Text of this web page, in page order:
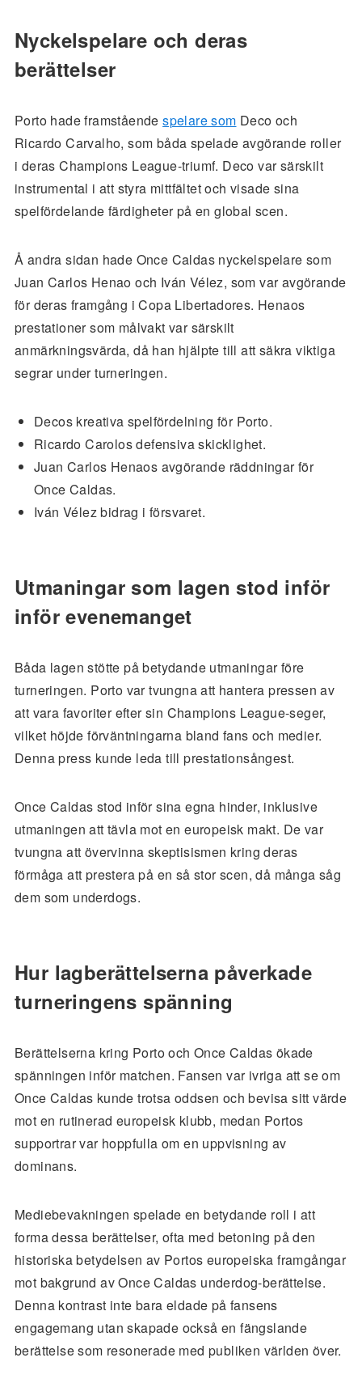
Nyckelspelare och deras
berättelser
Porto hade framståendespelare som Deco och
Ricardo Carvalho, som båda spelade avgörande roller
i deras Champions League-triumf. Deco var särskilt
instrumental i att styra mittfältet och visade sina
spelfördelande färdigheter på en global scen.
Å andra sidan hade Once Caldas nyckelspelare som
Juan Carlos Henao och Iván Vélez, som var avgörande
för deras framgång i Copa Libertadores. Henaos
prestationer som målvakt var särskilt
anmärkningsvärda, då han hjälpte till att säkra viktiga
segrar under turneringen.
Decos kreativa spelfördelning för Porto.
Ricardo Carolos defensiva skicklighet.
Juan Carlos Henaos avgörande räddningar för
Once Caldas.
Iván Vélez bidrag i försvaret.
Utmaningar som lagen stod inför
inför evenemanget
Båda lagen stötte på betydande utmaningar före
turneringen. Porto var tvungna att hantera pressen av
att vara favoriter efter sin Champions League-seger,
vilket höjde förväntningarna bland fans och medier.
Denna press kunde leda till prestationsångest.
Once Caldas stod inför sina egna hinder, inklusive
utmaningen att tävla mot en europeisk makt. De var
tvungna att övervinna skeptisismen kring deras
förmåga att prestera på en så stor scen, då många såg
dem som underdogs.
Hur lagberättelserna påverkade
turneringens spänning
Berättelserna kring Porto och Once Caldas ökade
spänningen inför matchen. Fansen var ivriga att se om
Once Caldas kunde trotsa oddsen och bevisa sitt värde
mot en rutinerad europeisk klubb, medan Portos
supportrar var hoppfulla om en uppvisning av
dominans.
Mediebevakningen spelade en betydande roll i att
forma dessa berättelser, ofta med betoning på den
historiska betydelsen av Portos europeiska framgångar
mot bakgrund av Once Caldas underdog-berättelse.
Denna kontrast inte bara eldade på fansens
engagemang utan skapade också en fängslande
berättelse som resonerade med publiken världen över.